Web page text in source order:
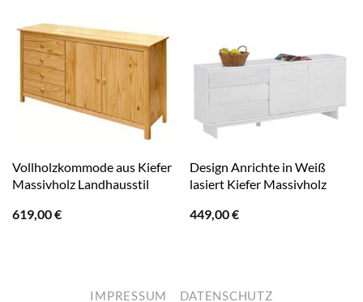
Vollholzkommode aus Kiefer
Massivholz Landhausstil
619,00€
Design Anrichte in Weiß
lasiert Kiefer Massivholz
449,00€
IMPRESSUM DATENSCHUTZ